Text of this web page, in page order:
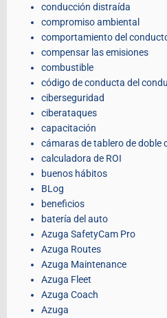
conducción distraída
compromiso ambiental
comportamiento del
compensar las emisiones
combustible
código de conducta del
ciberseguridad
ciberataques
capacitación
cámaras de tablero de doble
calculadora de ROI
buenos hábitos
BLog
beneficios
batería del auto
Azuga SafetyCam Pro
Azuga Routes
Azuga Maintenance
Azuga Fleet
Azuga Coach
Azuga